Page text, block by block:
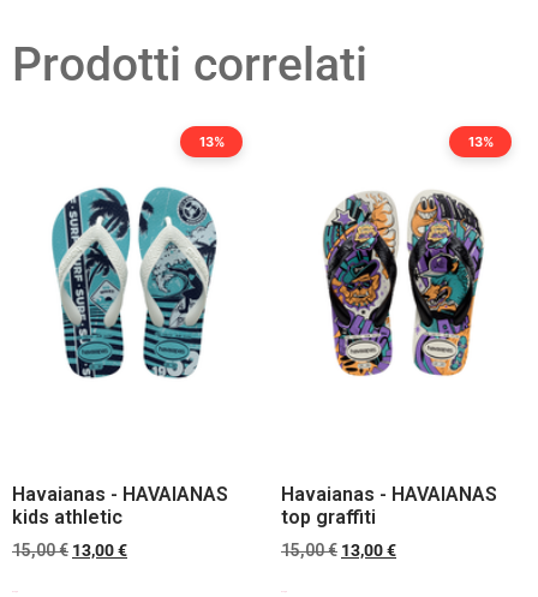
Prodotti correlati
13%
Havaianas - HAVAIANAS
kids athletic
15,00€ 13,00€
13%
Havaianas - HAVAIANAS
top graffiti
15,00€ 13,00€